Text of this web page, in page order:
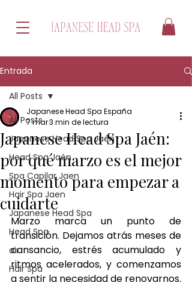
Entrada
All Posts
Japanese Head Spa Jaén
Head Spa Jaén
Spa Capilar Jaen
Hair Spa Jaen
Japanese Head Spa
Head Spa
air
Hair Spa
All Posts
Japanese Head Spa Jaén:
por qué marzo es el mejor
momento para empezar a
cuidarte
Japanese Head Spa España
7 mar3 min de lectura
Marzo marca un punto de
transición. Dejamos atrás meses de
cansancio, estrés acumulado y
ritmos acelerados, y comenzamos
a sentir la necesidad de renovarnos.